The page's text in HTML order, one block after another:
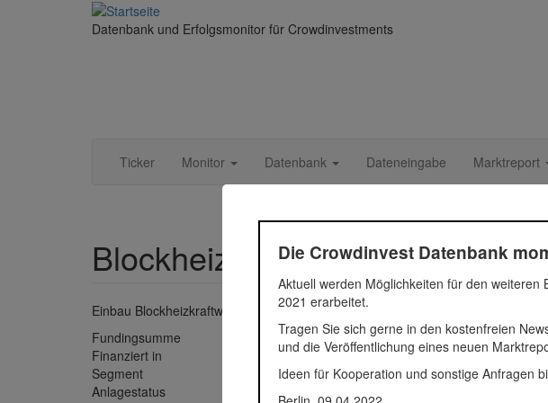
Direkt zum Inhalt
Datenbank und Erfolgsmonitor für Crowdinvestments
Ticker Monitor Datenbank Dateneingabe Marktreport
Blockheizkraftwerk für
Einbau Blockheizkraftwerkes + Modernisierung Heizzentrale
Fundingsumme
80.750 Euro
Finanziert in
2016
Segment
Energie
Anlagestatus
Die Crowdinvest Datenbank
Aktuell werden Möglichkeiten für den
2021 erarbeitet.
Tragen Sie sich gerne in den kostenfreien
und die Veröffentlichung eines neuen
Ideen für Kooperation und sonstige Anfragen